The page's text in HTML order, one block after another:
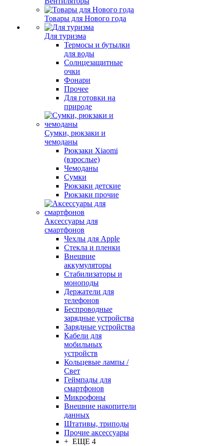
Товары для Нового года
Для туризма
Термосы и бутылки
для воды
Солнцезащитные
очки
Фонари
Прочее
Для готовки на
природе
Сумки, рюкзаки и
чемоданы
Рюкзаки Xiaomi
(взрослые)
Чемоданы
Сумки
Рюкзаки детские
Рюкзаки прочие
Аксессуары для
смартфонов
Чехлы для Apple
Стекла и пленки
Внешние
аккумуляторы
Стабилизаторы и
моноподы
Держатели для
телефонов
Беспроводные
зарядные устройства
Зарядные устройства
Кабели для
мобильных
устройств
Кольцевые лампы /
Свет
Геймпады для
смартфонов
Микрофоны
Внешние накопители
данных
Штативы, триподы
Прочие аксессуары
+ ЕЩЕ 4